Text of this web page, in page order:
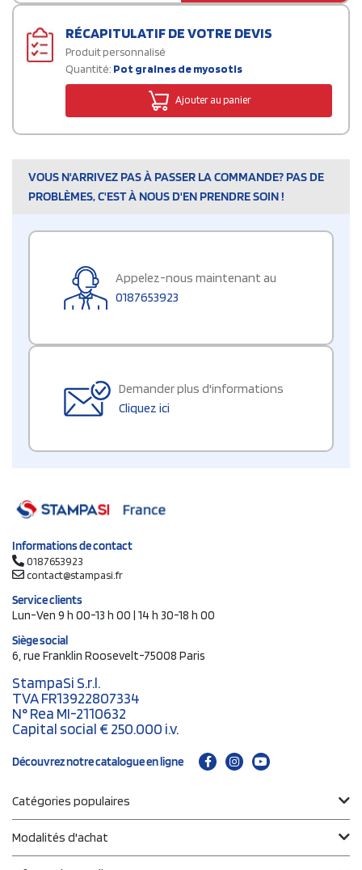
RÉCAPITULATIF DE VOTRE DEVIS
Produit personnalisé
Quantité: Pot graines de myosotis
Ajouter au panier
VOUS N'ARRIVEZ PAS À PASSER LA COMMANDE? PAS DE
PROBLÈMES, C'EST À NOUS D'EN PRENDRE SOIN !
Appelez-nous maintenant au
0187653923
Demander plus d'informations
Cliquez ici
Informations de contact
0187653923
contact@stampasi.fr
Service clients
Lun-Ven 9 h 00-13 h 00 | 14 h 30-18 h 00
Siège social
6, rue Franklin Roosevelt-75008 Paris
StampaSi S.r.l.
TVA FR13922807334
N° Rea MI-2110632
Capital social € 250.000 i.v.
Découvrez notre catalogue en ligne
Catégories populaires
Modalités d'achat